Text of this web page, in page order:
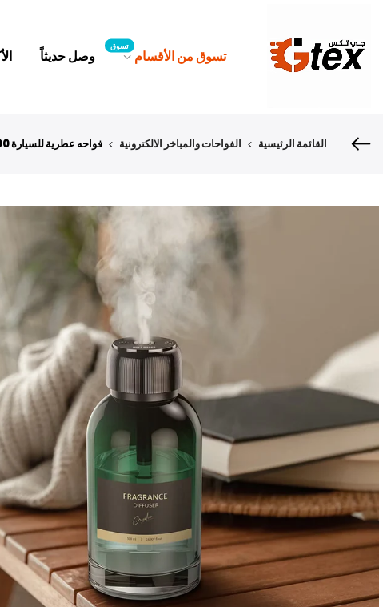
تسوق من الأقسام
تسوق
وصل حديثاً
القائمة الرئيسية الفواحات والمباخر الالكترونية فواحه عطرية للسيارة 500مللي